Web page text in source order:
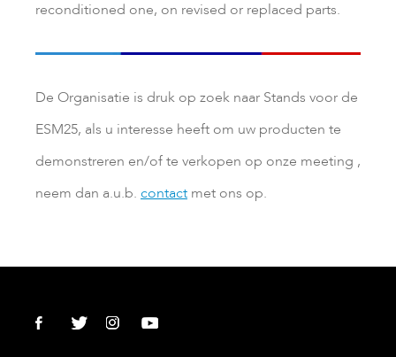
reconditioned one, on revised or replaced parts.
De Organisatie is druk op zoek naar Stands voor de
ESM25, als u interesse heeft om uw producten te
demonstreren en/of te verkopen op onze meeting ,
neem dan a.u.b. contact met ons op.